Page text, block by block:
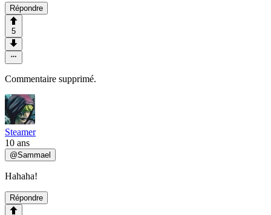
Répondre
5
Commentaire supprimé.
Steamer
10 ans
@Sammael
Hahaha!
Répondre